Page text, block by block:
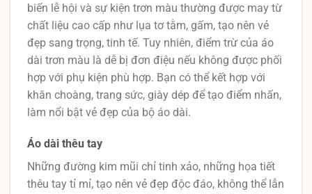
biến lễ hội và sự kiện trơn màu thường được may từ
chất liệu cao cấp như lụa tơ tằm, gấm, tạo nên vẻ
đẹp sang trọng, tinh tế. Tuy nhiên, điểm trừ của áo
dài trơn màu là dễ bị đơn điệu nếu không được phối
hợp với phụ kiện phù hợp. Bạn có thể kết hợp với
khăn choàng, trang sức, giày dép để tạo điểm nhấn,
làm nổi bật vẻ đẹp của bộ áo dài.
Áo dài thêu tay
Những đường kim mũi chỉ tinh xảo, những họa tiết
thêu tay tỉ mỉ, tạo nên vẻ đẹp độc đáo, không thể lẫn